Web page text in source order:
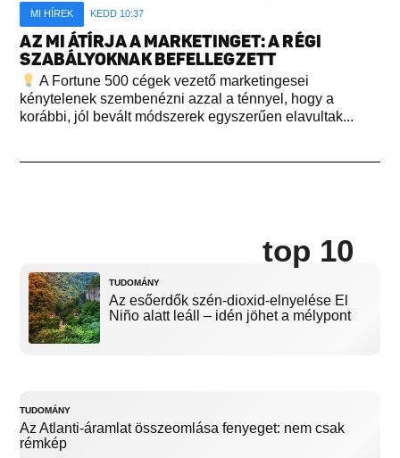
MI HÍREK KEDD 10:37
AZ MI ÁTÍRJA A MARKETINGET: A RÉGI
SZABÁLYOKNAK BEFELLEGZETT
A Fortune 500 cégek vezető marketingesei
kénytelenek szembenézni azzal a ténnyel, hogy a
korábbi, jól bevált módszerek egyszerűen elavultak...
top 10
TUDOMÁNY
Az esőerdők szén-dioxid-elnyelése El
Niño alatt leáll – idén jöhet a mélypont
TUDOMÁNY
Az Atlanti-áramlat összeomlása fenyeget: nem csak
rémkép